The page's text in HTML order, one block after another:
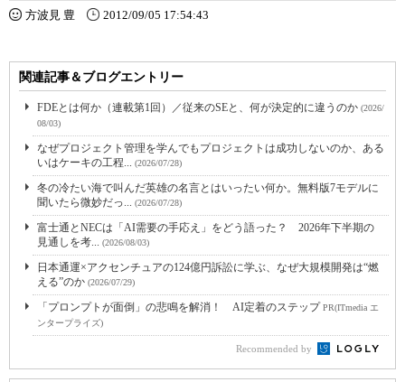
方波見 豊 2012/09/05 17:54:43
関連記事＆ブログエントリー
FDEとは何か（連載第1回）／従来のSEと、何が決定的に違うのか (2026/
08/03)
なぜプロジェクト管理を学んでもプロジェクトは成功しないのか、ある
いはケーキの工程...
(2026/07/28)
冬の冷たい海で叫んだ英雄の名言とはいったい何か。無料版7モデルに
聞いたら微妙だっ...
(2026/07/28)
富士通とNECは「AI需要の手応え」をどう語った？ 2026年下半期の
見通しを考...
(2026/08/03)
日本通運×アクセンチュアの124億円訴訟に学ぶ、なぜ大規模開発は“燃
える”のか (2026/07/29)
「プロンプトが面倒」の悲鳴を解消！ AI定着のステップPR(ITmedia エ
ンタープライズ)
Recommended by